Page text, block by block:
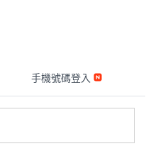
手機號碼登入